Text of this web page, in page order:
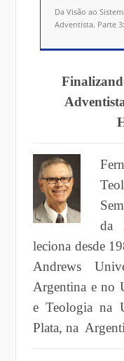
Da Visão ao
Adventista. Parte
Da
da
leciona desde
Andrews
Argentina e no
e Teologia na
Plata, na